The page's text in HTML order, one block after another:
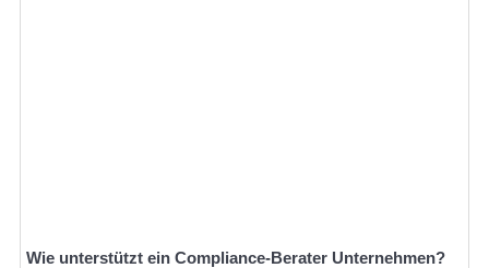
Wie unterstützt ein Compliance-Berater Unternehmen?